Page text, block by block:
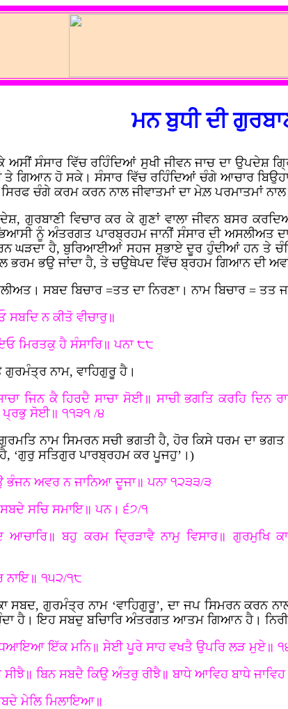
ਮਨ ਬੁਧੀ ਦੀ
ਅਸੀਂ ਸੰਸਾਰ ਵਿੱਚ ਰਹਿੰਦਿਆਂ ਸੁਖੀ ਜੀਵਨ ਜਾਚ ਦਾ ਉਪਦੇਸ਼
ਤੇ ਗਿਆਨ ਹੋ ਸਕੇ। ਸੰਸਾਰ ਵਿੱਚ ਰਹਿੰਦਿਆਂ ਚੰਗੇ ਆਚਾਰ
ਚੰਗੇ ਕਰਮ ਕਰਨ ਨਾਲ ਜੀਵਾਤਮਾਂ ਦਾ ਮੇਲ਼ ਪਰਮਾਤਮਾਂ ਨਾਲ
ਗੁਰਬਾਣੀ ਵਿਚਾਰ ਕਰ ਕੇ ਗੁਣਾਂ ਵਾਲਾ ਜੀਵਨ ਬਸਰ
ਨੂੰ ਅੰਤਰਗਤ ਪਾਰਬ੍ਰਹਮ ਜਾਨੀਂ ਸੰਸਾਰ ਦੀ ਅਸਲੀਅਤ
ਘੜਦਾ ਹੈ, ਬੁਰਿਆਈਆਂ ਸਹਜ ਸੁਭਾਏ ਦੂਰ ਹੁੰਦੀਆਂ ਹਨ ਤੇ
ਭਰਮ ਭਉ ਜਾਂਦਾ ਹੈ, ਤੇ ਚਉਥੇਪਦ ਵਿੱਚ ਬ੍ਰਹਮ ਗਿਆਨ ਦੀ
ਸਬਦ ਬਿਚਾਰ =ਤਤ ਦਾ ਨਿਰਣਾ। ਨਾਮ ਬਿਚਾਰ = ਤਤ
ਸਬਦਿ ਨ ਕੀਤੋ ਵੀਚਾਰੁ॥
ਮਿਰਤਕੁ ਹੈ ਸੰਸਾਰਿ॥ ਪਨਾ ੮੮
ਨਾਮ, ਵਾਹਿਗੁਰੂ ਹੈ।
ਜਿਨ ਕੈ ਹਿਰਦੈ ਸਾਚਾ ਸੋਈ॥ ਸਾਚੀ ਭਗਤਿ ਕਰਹਿ
ਪ੍ਰਭੁ ਸੋਈ॥ ੧੧੩੧ /੪
ਨਾਮ ਸਿਮਰਨ ਸਚੀ ਭਗਤੀ ਹੈ, ਹੋਰ ਕਿਸੇ ਧਰਮ ਦਾ ਭਗਤ
‘ਗੁਰੁ ਸਤਿਗੁਰ ਪਾਰਬ੍ਰਹਮ ਕਰ ਪੂਜਹੁ’।)
ਭੰਜਨ ਅਵਰ ਨ ਜਾਨਿਆ ਦੂਜਾ॥ ਪਨਾ ੧੨੩੩/੩
ਸਚਿ ਸਮਾਇ॥ ਪਨ। ੬੭/੧
ਆਚਾਰਿ॥ ਬਹੁ ਕਰਮ ਦ੍ਰਿੜਾਵੈ ਨਾਮੁ ਵਿਸਾਰ॥ ਗੁਰਮੁਖਿ
ਨਾਇ॥ ੧੫੨/੧੮
ਸਬਦ, ਗੁਰਮੰਤ੍ਰ ਨਾਮ ‘ਵਾਹਿਗੁਰੂ’, ਦਾ ਜਪ ਸਿਮਰਨ ਕਰਨ
ਹੈ। ਇਹ ਸਬਦੁ ਬਚਿਾਰਿ ਅੰਤਰਗਤ ਆਤਮ ਗਿਆਨ ਹੈ। ਨਿਰੀ
ਧਿਆਇਆ ਇੱਕ ਮਨਿ॥ ਸੇਈ ਪੂਰੇ ਸਾਹ ਵਖਤੈ ਉਪਰਿ ਲੜ ਮੁਏ॥
ਬਿਨ ਸਬਦੈ ਕਿਉ ਅੰਤਰੁ ਰੀਝੈ॥ ਬਾਧੇ ਆਵਿਹ ਬਾਧੇ
ਮੇਲਿ ਮਿਲਾਇਆ॥